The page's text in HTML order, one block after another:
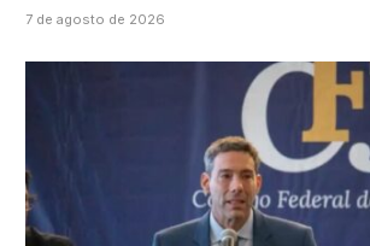
7 de agosto de 2026